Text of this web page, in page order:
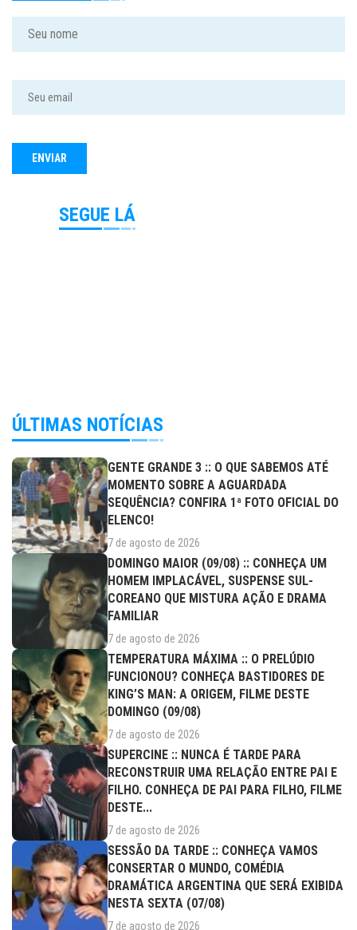
SEGUE LÁ
ÚLTIMAS NOTÍCIAS
GENTE GRANDE 3 :: O QUE SABEMOS ATÉ
MOMENTO SOBRE A AGUARDADA
SEQUÊNCIA? CONFIRA 1ª FOTO OFICIAL DO
ELENCO!
7 de agosto de 2026
DOMINGO MAIOR (09/08) :: CONHEÇA UM
HOMEM IMPLACÁVEL, SUSPENSE SUL-
COREANO QUE MISTURA AÇÃO E DRAMA
FAMILIAR
7 de agosto de 2026
TEMPERATURA MÁXIMA :: O PRELÚDIO
FUNCIONOU? CONHEÇA BASTIDORES DE
KING’S MAN: A ORIGEM, FILME DESTE
DOMINGO (09/08)
7 de agosto de 2026
SUPERCINE :: NUNCA É TARDE PARA
RECONSTRUIR UMA RELAÇÃO ENTRE PAI E
FILHO. CONHEÇA DE PAI PARA FILHO, FILME
DESTE...
7 de agosto de 2026
SESSÃO DA TARDE :: CONHEÇA VAMOS
CONSERTAR O MUNDO, COMÉDIA
DRAMÁTICA ARGENTINA QUE SERÁ EXIBIDA
NESTA SEXTA (07/08)
7 de agosto de 2026